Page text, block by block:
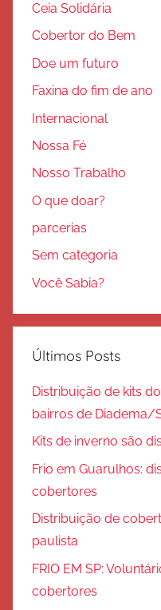
Ceia Solidária
Cobertor do Bem
Doe um futuro
Faxina do fim de ano
Internacional
Nossa Fé
Nosso Trabalho
O que doar?
parcerias
Sem categoria
Você Sabia?
Últimos Posts
Distribuição de kits
bairros de Diadema/
Kits de inverno são
Frio em Guarulhos:
cobertores
Distribuição de
paulista
FRIO EM SP:
cobertores